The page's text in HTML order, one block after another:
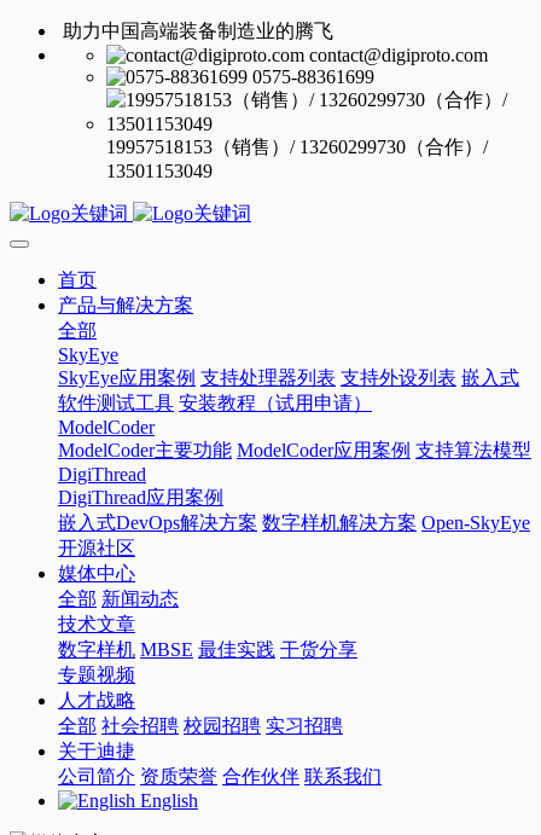
助力中国高端装备制造业的腾飞
contact@digiproto.com
0575-88361699
19957518153（销售）/ 13260299730（合作）/
13501153049
首页
产品与解决方案
全部
SkyEye
SkyEye应用案例 支持处理器列表 支持外设列表 嵌入式
软件测试工具 安装教程（试用申请）
ModelCoder
ModelCoder主要功能 ModelCoder应用案例 支持算法模型
DigiThread
DigiThread应用案例
嵌入式DevOps解决方案 数字样机解决方案 Open-SkyEye
开源社区
媒体中心
全部 新闻动态
技术文章
数字样机 MBSE 最佳实践 干货分享
专题视频
人才战略
全部 社会招聘 校园招聘 实习招聘
关于迪捷
公司简介 资质荣誉 合作伙伴 联系我们
English